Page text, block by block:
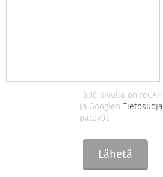
Tällä sivulla on
ja Googlen
pätevät.
Lähetä